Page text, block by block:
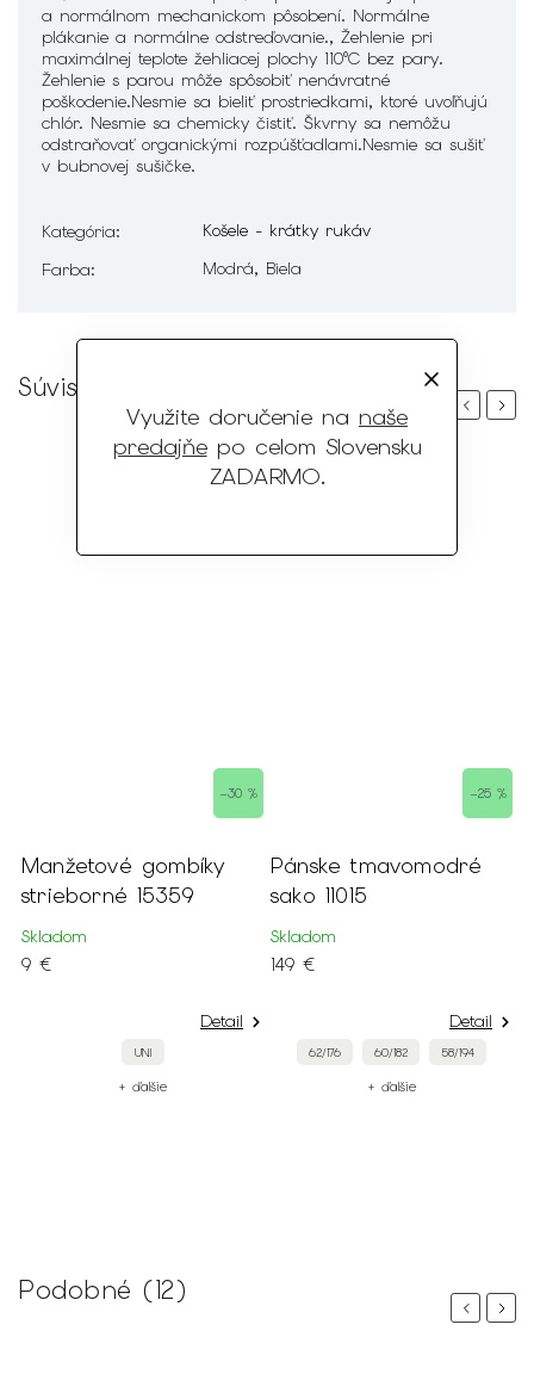
Využite doručenie na naše
predajňepo celom Slovensku
ZADARMO.
a normálnom mechanickom pôsobení. Normálne
plákanie a normálne odstreďovanie., Žehlenie pri
maximálnej teplote žehliacej plochy 110°C bez pary.
Žehlenie s parou môže spôsobiť nenávratné
poškodenie.Nesmie sa bieliť prostriedkami, ktoré uvoľňujú
chlór. Nesmie sa chemicky čistiť. Škvrny sa nemôžu
odstraňovať organickými rozpúšťadlami.Nesmie sa sušiť
v bubnovej sušičke.
Kategória:
Košele - krátky rukáv
Farba: Modrá, Biela
Súvisiaci tovar
Previous
–30 %
Manžetové gombíky
strieborné 15359
Skladom
9 €
Detail
UNI
+ ďalšie
–25 %
Pánske tmavomodré
sako 11015
Skladom
149 €
Detail
62/176 60/182 58/194
+ ďalšie
Next
Podobné (12)
PreviousNext